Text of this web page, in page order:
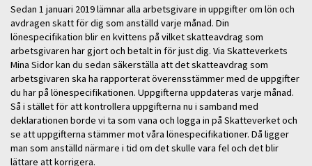
Sedan 1 januari 2019 lämnar alla arbetsgivare in uppgifter om lön och
avdragen skatt för dig som anställd varje månad. Din
lönespecifikation blir en kvittens på vilket skatteavdrag som
arbetsgivaren har gjort och betalt in för just dig. Via Skatteverkets
Mina Sidor kan du sedan säkerställa att det skatteavdrag som
arbetsgivaren ska ha rapporterat överensstämmer med de uppgifter
du har på lönespecifikationen. Uppgifterna uppdateras varje månad.
Så i stället för att kontrollera uppgifterna nu i samband med
deklarationen borde vi ta som vana och logga in på Skatteverket och
se att uppgifterna stämmer mot våra lönespecifikationer. Då ligger
man som anställd närmare i tid om det skulle vara fel och det blir
lättare att korrigera.